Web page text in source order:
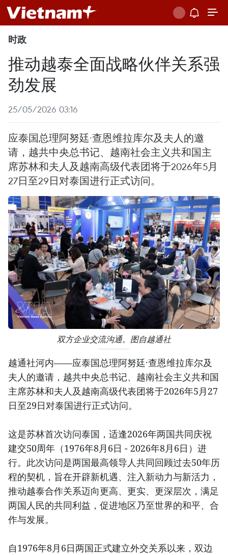
时政
推动越泰全面战略伙伴关系强
劲发展
25/05/2026 03:16
应泰国总理阿努廷·查恩维拉库尔及夫人的邀
请，越共中央总书记、越南社会主义共和国主
席苏林和夫人及越南高级代表团将于2026年5月
27日至29日对泰国进行正式访问。
双方企业交流沟通。图自越通社
越通社河内——应泰国总理阿努廷·查恩维拉库尔及
夫人的邀请，越共中央总书记、越南社会主义共和国
主席苏林和夫人及越南高级代表团将于2026年5月27
日至29日对泰国进行正式访问。
这是苏林首次访问泰国，适逢2026年两国共同庆祝
建交50周年（1976年8月6日 - 2026年8月6日）进
行。此次访问是两国最高领导人共同回顾过去50年历
程的契机，旨在开辟新机遇、注入新动力与新活力，
推动越泰合作关系迈向更高、更实、更深层次，满足
两国人民的共同利益，促进地区乃至世界的和平、合
作与发展。
自1976年8月6日两国正式建立外交关系以来，双边